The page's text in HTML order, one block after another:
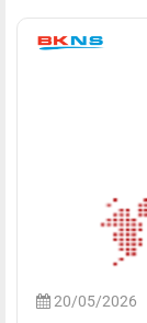
20/05/2026